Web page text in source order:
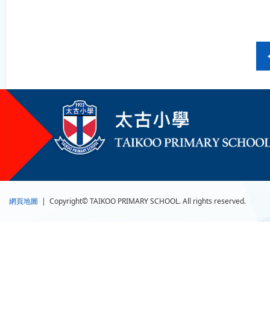
網頁地圖 | Copyright© TAIKOO PRIMARY SCHOOL. All rights reserved.